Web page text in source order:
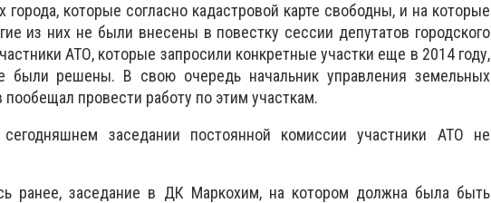
города, которые согласно кадастровой карте свободны, и на которые
из них не были внесены в повестку сессии депутатов городского
АТО, которые запросили конкретные участки еще в 2014 году,
были решены. В свою очередь начальник управления земельных
провести работу по этим участкам.
заседании постоянной комиссии участники АТО не
ранее, заседание в ДК Маркохим, на котором должна была быть